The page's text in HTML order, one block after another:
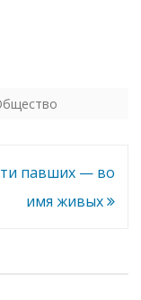
павших — во
имя живых